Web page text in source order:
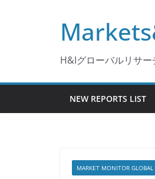
H&Iグローバルリサー
NEW REPORTS LIST
MARKET MONITOR GLOBAL